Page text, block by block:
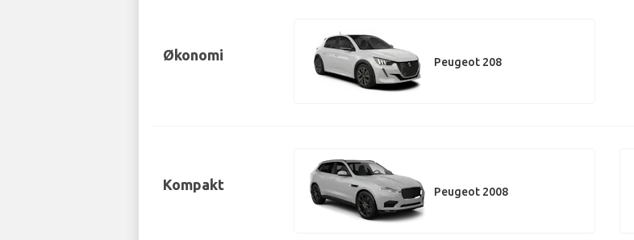
Økonomi Peugeot 208
Kompakt Peugeot 2008